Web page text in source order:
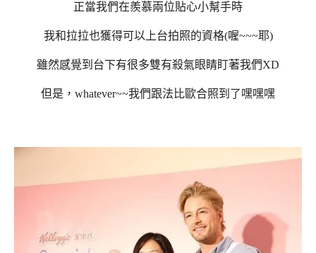
正當我們在羨慕兩位貼心小幫手時
我和拉拉也獲得可以上台拍照的資格(喔~~~耶)
雖然感覺到台下有很多雙有殺氣眼睛盯著我們XD
但是，whatever~~我們跟法比歐合照到了嘿嘿嘿